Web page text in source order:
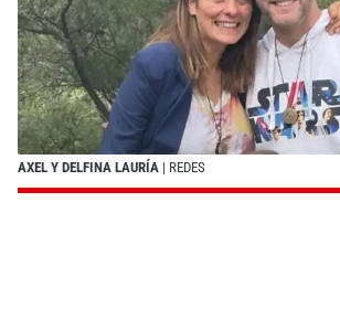
AXEL Y DELFINA LAURÍA | REDES